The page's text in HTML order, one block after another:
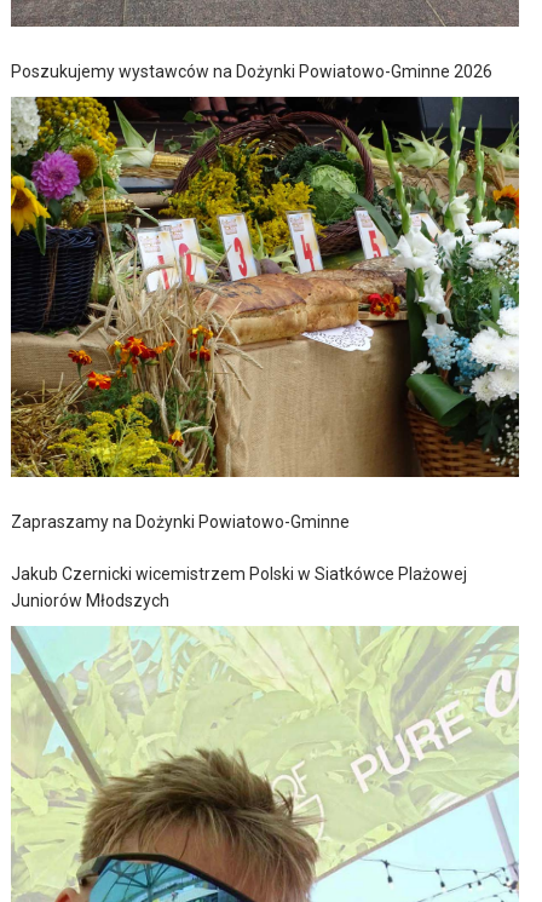
Poszukujemy wystawców na Dożynki Powiatowo-Gminne 2026
Zapraszamy na Dożynki Powiatowo-Gminne
Jakub Czernicki wicemistrzem Polski w Siatkówce Plażowej
Juniorów Młodszych